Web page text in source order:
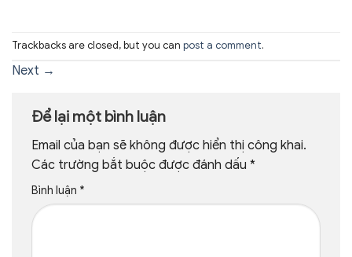
Trackbacks are closed, but you can post a comment.
Next →
Để lại một bình luận
Email của bạn sẽ không được hiển thị công khai.
Các trường bắt buộc được đánh dấu *
Bình luận *